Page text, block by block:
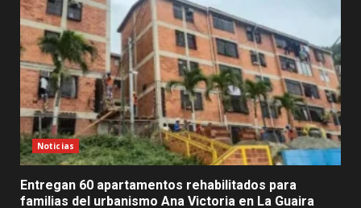
Noticias
Entregan 60 apartamentos rehabilitados para
familias del urbanismo Ana Victoria en La Guaira